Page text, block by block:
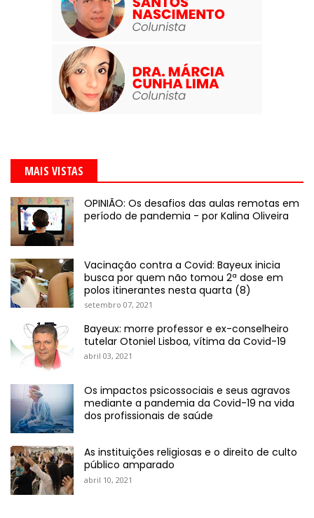
MAIS VISTAS
OPINIÃO: Os desafios das aulas remotas em
período de pandemia - por Kalina Oliveira
Vacinação contra a Covid: Bayeux inicia
busca por quem não tomou 2ª dose em
polos itinerantes nesta quarta (8)
setembro 07, 2021
Bayeux: morre professor e ex-conselheiro
tutelar Otoniel Lisboa, vítima da Covid-19
abril 03, 2021
Os impactos psicossociais e seus agravos
mediante a pandemia da Covid-19 na vida
dos profissionais de saúde
As instituições religiosas e o direito de culto
público amparado
abril 10, 2021